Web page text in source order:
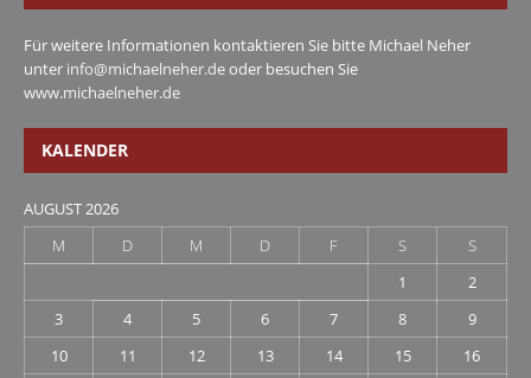
Für weitere Informationen kontaktieren Sie bitte Michael Neher
unter info@michaelneher.deoder besuchen Sie
www.michaelneher.de
KALENDER
AUGUST 2026
M
D M D F S
S
1
2
3
4 5 6 7 8
9
10
11 12 13 14 15
16